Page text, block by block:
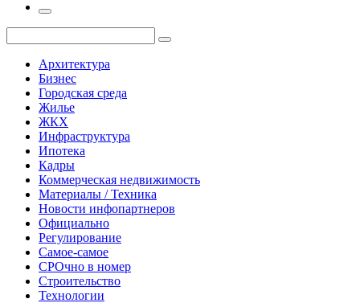
Архитектура
Бизнес
Городская среда
Жилье
ЖКХ
Инфраструктура
Ипотека
Кадры
Коммерческая недвижимость
Материалы / Техника
Новости инфопартнеров
Официально
Регулирование
Самое-самое
СРОчно в номер
Строительство
Технологии